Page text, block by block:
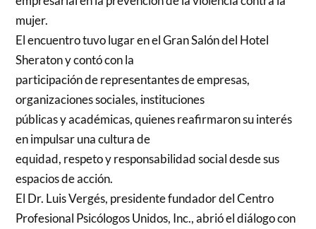
mujer.
El encuentro tuvo lugar en el Gran Salón del Hotel
Sheraton y contó con la
participación de representantes de empresas,
organizaciones sociales, instituciones
públicas y académicas, quienes reafirmaron su interés
en impulsar una cultura de
equidad, respeto y responsabilidad social desde sus
espacios de acción.
El Dr. Luis Vergés, presidente fundador del Centro
Profesional Psicólogos Unidos, Inc., abrió el diálogo con